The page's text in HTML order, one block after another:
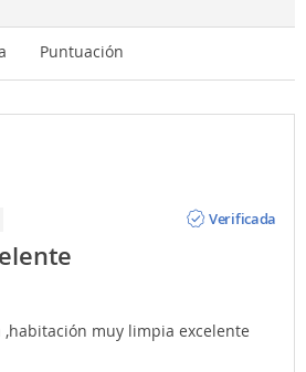
Puntuación
Verificada
muy limpia excelente